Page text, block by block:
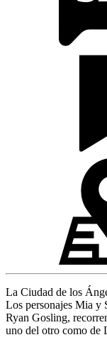
La Ciudad de los
Los personajes Mia y
Ryan Gosling,
uno del otro como de